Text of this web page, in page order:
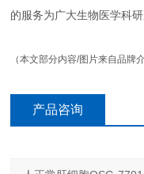
的服务为广大生物医学科
（本文部分内容/图片来自品牌
产品咨询